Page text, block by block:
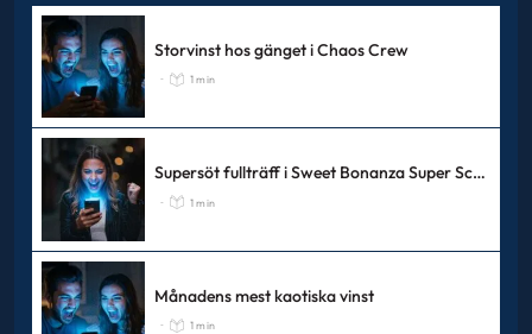
Storvinst hos gänget i Chaos Crew
- 1 min
Supersöt fullträff i Sweet Bonanza Super Scatter
- 1 min
Månadens mest kaotiska vinst
- 1 min